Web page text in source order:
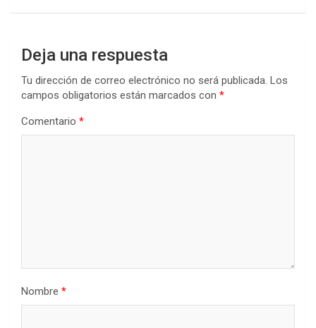
Deja una respuesta
Tu dirección de correo electrónico no será publicada. Los
campos obligatorios están marcados con *
Comentario *
Nombre *